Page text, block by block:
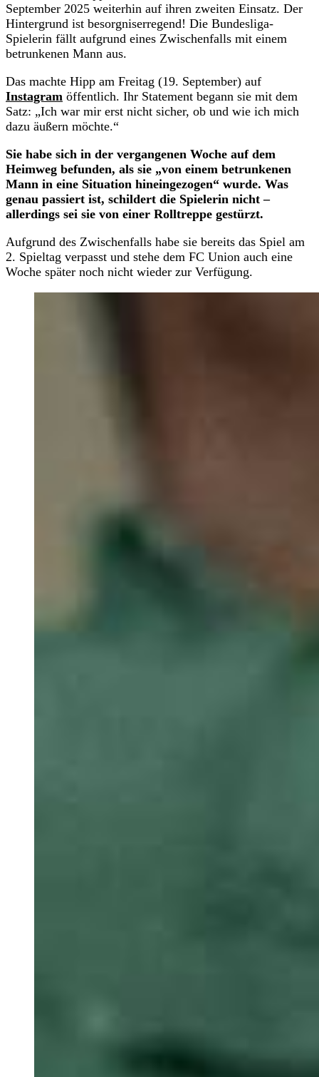
September 2025 weiterhin auf ihren zweiten Einsatz. Der
Hintergrund ist besorgniserregend! Die Bundesliga-
Spielerin fällt aufgrund eines Zwischenfalls mit einem
betrunkenen Mann aus.
Das machte Hipp am Freitag (19. September) auf
Instagram öffentlich. Ihr Statement begann sie mit dem
Satz: „Ich war mir erst nicht sicher, ob und wie ich mich
dazu äußern möchte.“
Sie habe sich in der vergangenen Woche auf dem
Heimweg befunden, als sie „von einem betrunkenen
Mann in eine Situation hineingezogen“ wurde. Was
genau passiert ist, schildert die Spielerin nicht –
allerdings sei sie von einer Rolltreppe gestürzt.
Aufgrund des Zwischenfalls habe sie bereits das Spiel am
2. Spieltag verpasst und stehe dem FC Union auch eine
Woche später noch nicht wieder zur Verfügung.